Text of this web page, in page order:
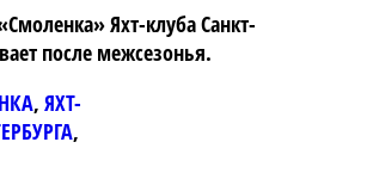
Яхт-клуба Санкт-
после межсезонья.
, ЯХТ-
,